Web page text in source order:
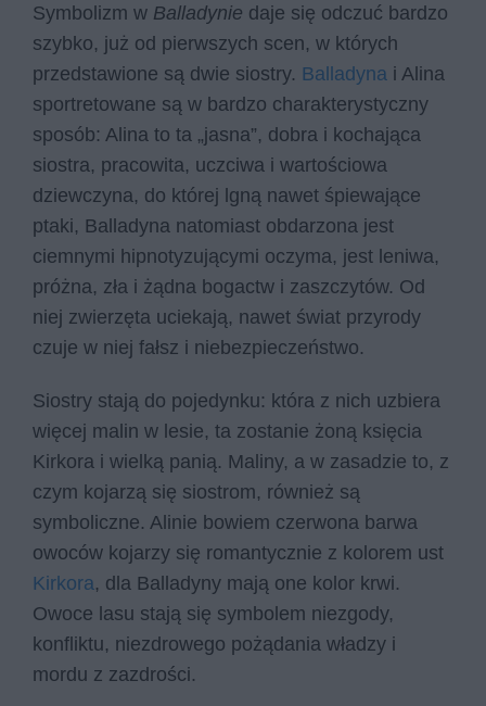
Symbolizm w Balladynie daje się odczuć bardzo
szybko, już od pierwszych scen, w których
przedstawione są dwie siostry. Balladyna i Alina
sportretowane są w bardzo charakterystyczny
sposób: Alina to ta „jasna”, dobra i kochająca
siostra, pracowita, uczciwa i wartościowa
dziewczyna, do której lgną nawet śpiewające
ptaki, Balladyna natomiast obdarzona jest
ciemnymi hipnotyzującymi oczyma, jest leniwa,
próżna, zła i żądna bogactw i zaszczytów. Od
niej zwierzęta uciekają, nawet świat przyrody
czuje w niej fałsz i niebezpieczeństwo.
Siostry stają do pojedynku: która z nich uzbiera
więcej malin w lesie, ta zostanie żoną księcia
Kirkora i wielką panią. Maliny, a w zasadzie to, z
czym kojarzą się siostrom, również są
symboliczne. Alinie bowiem czerwona barwa
owoców kojarzy się romantycznie z kolorem ust
Kirkora, dla Balladyny mają one kolor krwi.
Owoce lasu stają się symbolem niezgody,
konfliktu, niezdrowego pożądania władzy i
mordu z zazdrości.